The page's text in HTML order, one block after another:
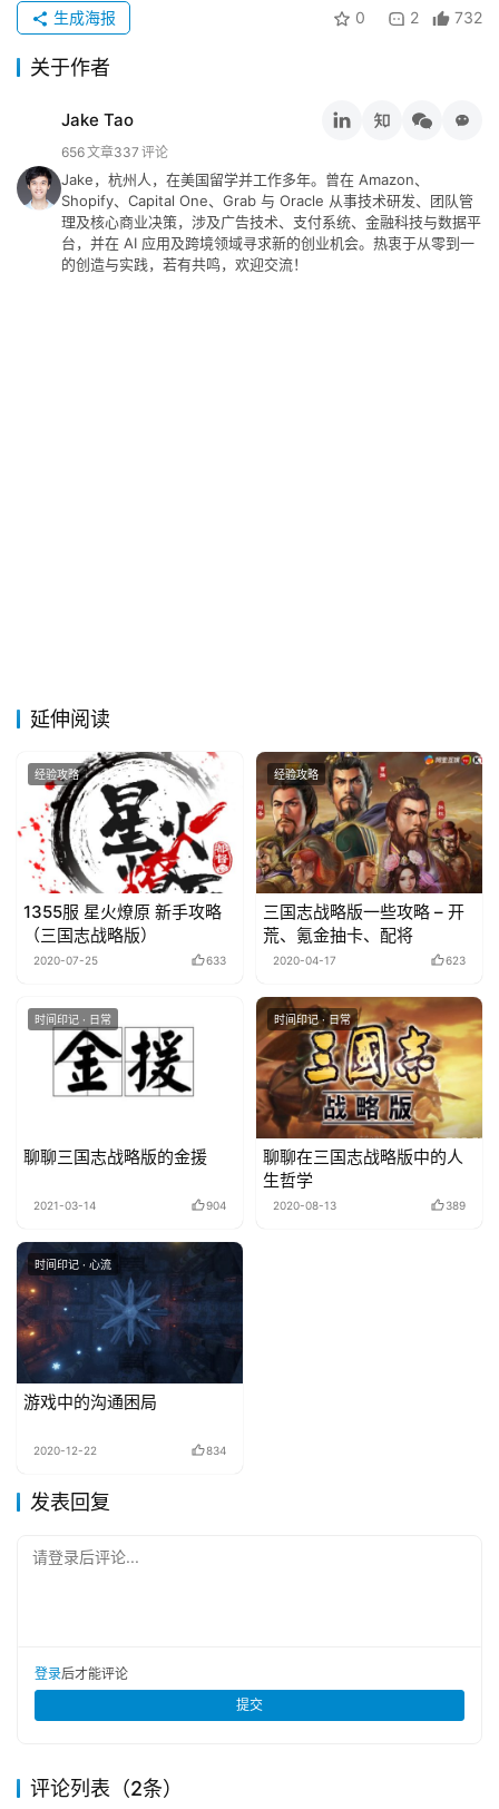
专
栏
态
0 2 732
生成海报
关于作者
Jake Tao
656文章337 评论
Jake，杭州人，在美国留学并工作多年。曾在 Amazon、
Shopify、Capital One、Grab 与 Oracle 从事技术研发、团队管
理及核心商业决策，涉及广告技术、支付系统、金融科技与数据平
台，并在 AI 应用及跨境领域寻求新的创业机会。热衷于从零到一
的创造与实践，若有共鸣，欢迎交流！
延伸阅读
经验攻略
1355服 星火燎原 新手攻略
（三国志战略版）
2020-07-25 633
经验攻略
三国志战略版一些攻略 – 开
荒、氪金抽卡、配将
2020-04-17 623
时间印记 · 日常
聊聊三国志战略版的金援
2021-03-14 904
时间印记 · 日常
聊聊在三国志战略版中的人
生哲学
2020-08-13 389
时间印记 · 心流
游戏中的沟通困局
2020-12-22 834
发表回复
请登录后评论...
登录后才能评论
提交
评论列表（2条）